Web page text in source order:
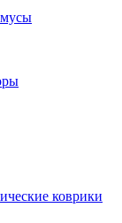
коврики